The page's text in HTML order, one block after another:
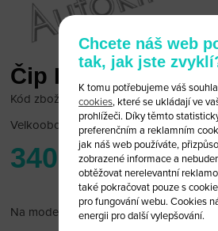
Čip Peugeot 13
Kód zboží: Peugeot 13
Velkoobchodní cena:po přihlášení
340 Kč
Na modely:
Chcete náš web
tak, jak jste
K tomu potřebujeme váš
cookies, které se ukládají ve
prohlížeči. Díky těmto
preferenčním a reklamním
jak náš web používáte,
zobrazené informace a
obtěžovat nerelevantní
také pokračovat pouze s
pro fungování webu. Cookies
energii pro další vylepšování.